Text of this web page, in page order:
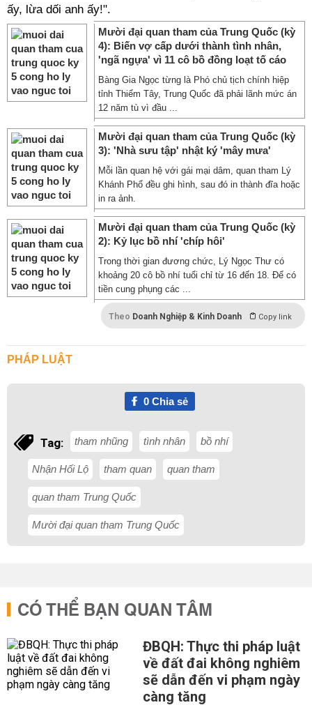
ấy, lừa dối anh ấy!".
Mười đại quan tham của Trung Quốc (kỳ
4): Biến vợ cấp dưới thành tình nhân,
'ngã ngựa' vì 11 cô bồ đồng loạt tố cáo
Bàng Gia Ngọc từng là Phó chủ tịch chính hiệp
tỉnh Thiểm Tây, Trung Quốc đã phải lãnh mức án
12 năm tù vì đầu ...
Mười đại quan tham của Trung Quốc (kỳ
3): 'Nhà sưu tập' nhật ký 'mây mưa'
Mỗi lần quan hệ với gái mại dâm, quan tham Lý
Khánh Phổ đều ghi hình, sau đó in thành đĩa hoặc
in ra ảnh.
Mười đại quan tham của Trung Quốc (kỳ
2): Kỷ lục bồ nhí 'chíp hôi'
Trong thời gian đương chức, Lý Ngọc Thư có
khoảng 20 cô bồ nhí tuổi chỉ từ 16 đến 18. Để có
tiền cung phụng các ...
Theo Doanh Nghiệp & Kinh Doanh Copy link
PHÁP LUẬT
0Chia sẻ
Tag: tham nhũng tình nhân bồ nhí
Nhận Hối Lộ tham quan quan tham
quan tham Trung Quốc
Mười đại quan tham Trung Quốc
CÓ THỂ BẠN QUAN TÂM
ĐBQH: Thực thi pháp luật
về đất đai không nghiêm
sẽ dẫn đến vi phạm ngày
càng tăng